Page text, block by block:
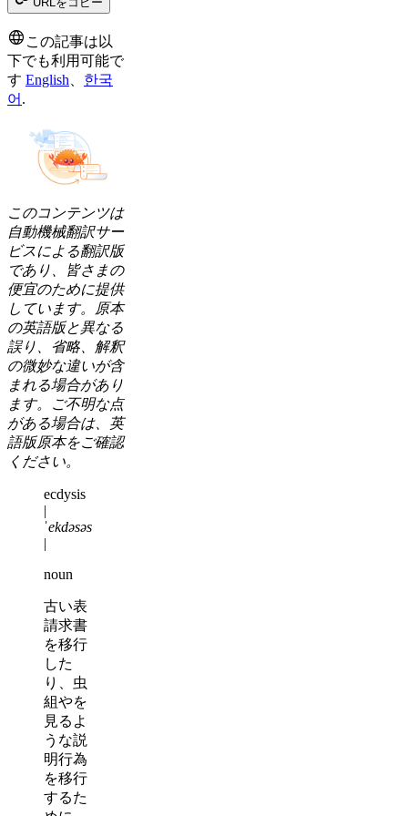
この記事は以
下でも利用可能で
す English
한국
어 .
このコンテンツは
自動機械翻訳サー
ビスによる翻訳版
であり、皆さまの
便宜のために提供
しています。原本
の英語版と異なる
誤り、省略、解釈
の微妙な違いが含
まれる場合があり
ます。ご不明な点
がある場合は、英
語版原本をご確認
ください。
ecdysis
|
ˈekdəsəs
|
noun
古い表
請求書
を移行
した
り、虫
組やを
見るよ
うな説
明行為
を移行
するた